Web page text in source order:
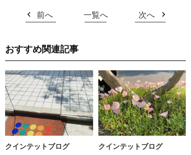
前へ 一覧へ 次へ
おすすめ関連記事
クインテットブログ クインテットブログ